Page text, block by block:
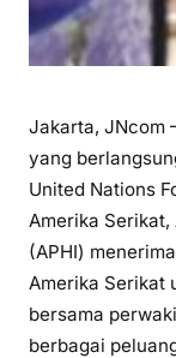
Jakarta, JNcom
yang
United Nations
Amerika Serikat,
(APHI)
Amerika Serikat
bersama
berbagai